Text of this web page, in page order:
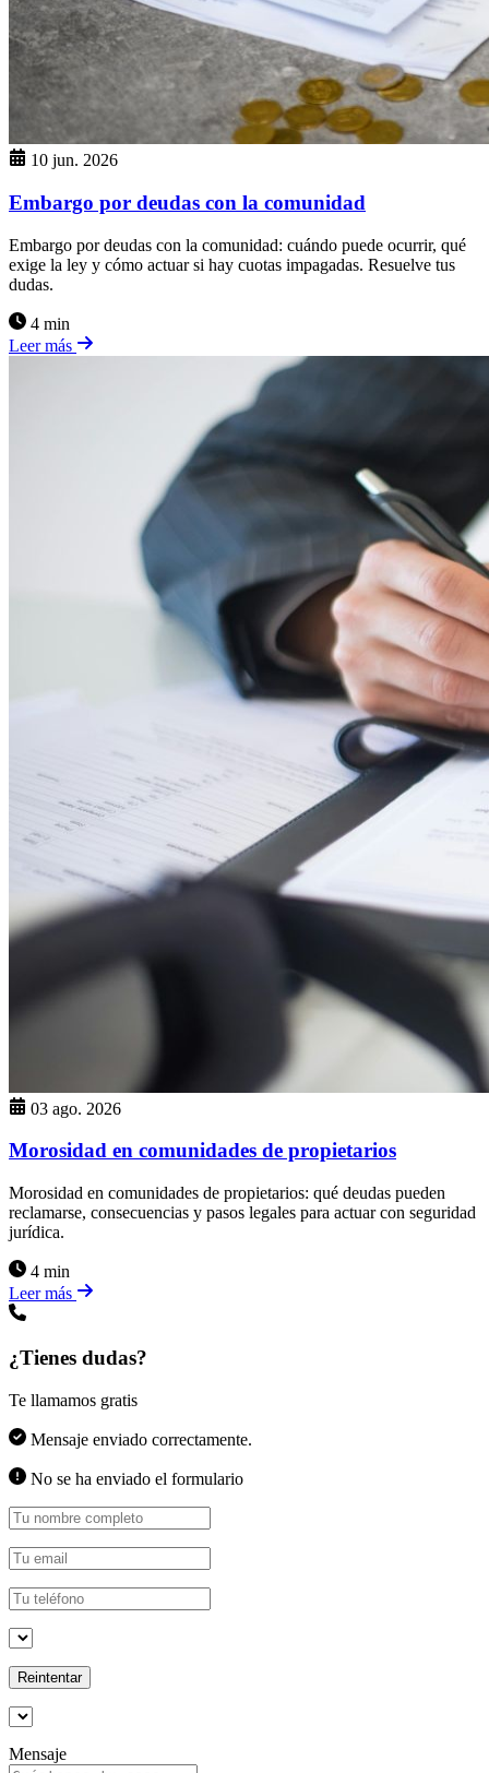
10 jun. 2026
Embargo por deudas con la comunidad
Embargo por deudas con la comunidad: cuándo puede ocurrir, qué
exige la ley y cómo actuar si hay cuotas impagadas. Resuelve tus
dudas.
4 min
Leer más
03 ago. 2026
Morosidad en comunidades de propietarios
Morosidad en comunidades de propietarios: qué deudas pueden
reclamarse, consecuencias y pasos legales para actuar con seguridad
jurídica.
4 min
Leer más
¿Tienes dudas?
Te llamamos gratis
Mensaje enviado correctamente.
No se ha enviado el formulario
Reintentar
Mensaje